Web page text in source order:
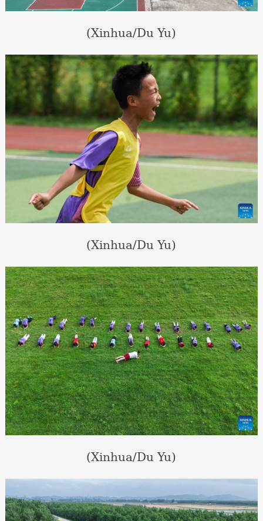
(Xinhua/Du Yu)
(Xinhua/Du Yu)
(Xinhua/Du Yu)